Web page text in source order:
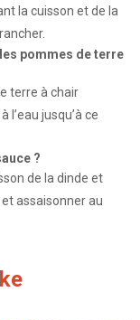
la cuisson et de la
pommes de terre
terre à chair
l’eau jusqu’à ce
?
de la dinde et
assaisonner au